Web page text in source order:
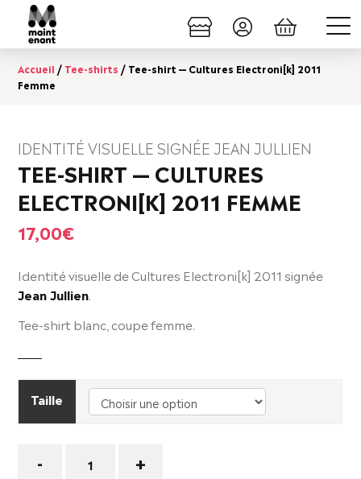
Accueil / Tee-shirts / Tee-shirt — Cultures Electroni[k] 2011
Femme
IDENTITÉ VISUELLE SIGNÉE JEAN JULLIEN
TEE-SHIRT — CULTURES
ELECTRONI[K] 2011 FEMME
17,00€
Identité visuelle de Cultures Electroni[k] 2011 signée
Jean Jullien.
Tee-shirt blanc, coupe femme.
Taille
- +